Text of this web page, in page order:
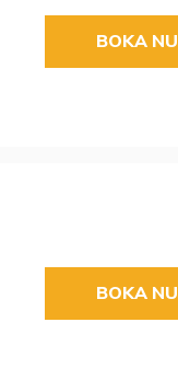
BOKA NU
BOKA NU